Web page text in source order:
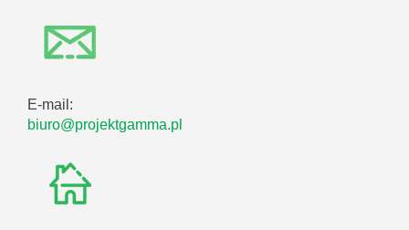
E-mail:
biuro@projektgamma.pl